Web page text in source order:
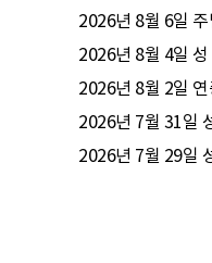
2026년 8월 6일
2026년 8월 4일
2026년 8월 2일
2026년 7월 31일
2026년 7월 29일